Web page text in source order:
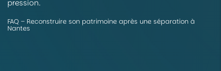
pression.
FAQ – Reconstruire son patrimoine après une séparation à
Nantes